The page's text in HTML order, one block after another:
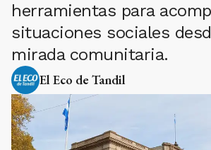
herramientas para
situaciones sociales
mirada comunitaria.
El Eco de Tandil